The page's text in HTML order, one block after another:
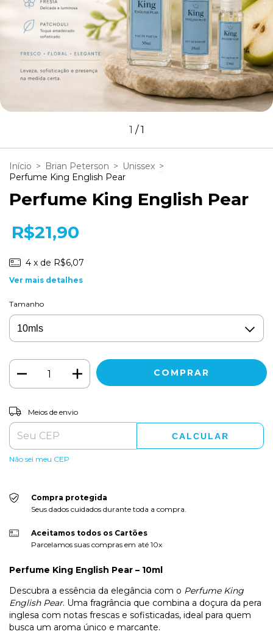
1 /1
Início > Brian Peterson > Unissex >
Perfume King English Pear
Perfume King English Pear
R$21,90
4 x de R$6,07
Ver mais detalhes
Tamanho
Entregas para o CEP:
Meios de envio
CALCULAR
Não sei meu CEP
Compra protegida
Seus dados cuidados durante toda a compra.
Aceitamos todos os Cartões
Parcelamos suas compras em até 10x
Perfume King English Pear – 10ml
Descubra a essência da elegância com o Perfume King
English Pear. Uma fragrância que combina a doçura da pera
inglesa com notas frescas e sofisticadas, ideal para quem
busca um aroma único e marcante.